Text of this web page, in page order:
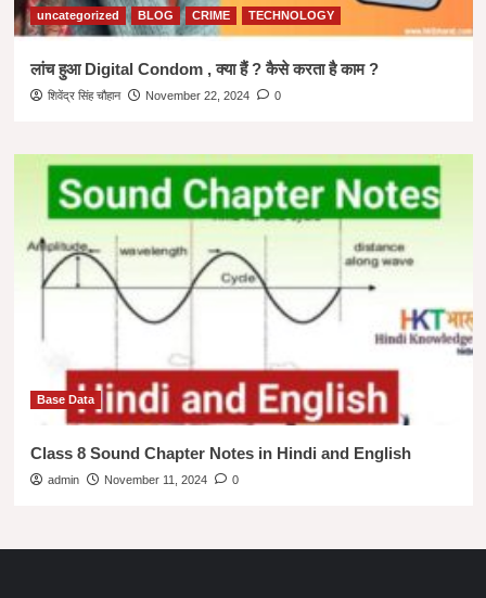
uncategorized BLOG CRIME TECHNOLOGY
लांच हुआ Digital Condom , क्या हैं ? कैसे करता है काम ?
शिवेंद्र सिंह चौहान November 22, 2024 0
Base Data
Class 8 Sound Chapter Notes in Hindi and English
admin November 11, 2024 0